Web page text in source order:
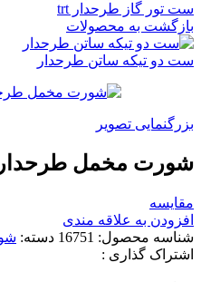
ست تور گاز طرحدار trt
بازگشت به محصولات
ست دو تیکه ساتن طرحدار
بزرگنمایی تصویر
شورت مخمل طرحدار
مقایسه
افزودن به علاقه مندی
شناسه محصول: 16751 دسته:
اشتراک گذاری :